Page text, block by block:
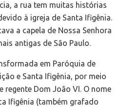
a rua tem muitas histórias
à igreja de Santa Ifigênia.
a capela de Nossa Senhora
antigas de São Paulo.
em Paróquia de
e Santa Ifigênia, por meio
regente Dom João VI. O nome
Ifigênia (também grafado